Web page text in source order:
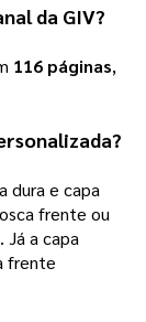
da GIV?
116 páginas,
?
dura e capa
frente ou
a capa
frente